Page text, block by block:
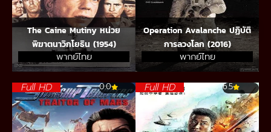
The Caine Mutiny หน่วย
พิฆาตนาวิกโยธิน (1954)
พากย์ไทย
Operation Avalanche ปฏิบัติ
การลวงโลก (2016)
พากย์ไทย
Full HD 0.0 Full HD 6.5